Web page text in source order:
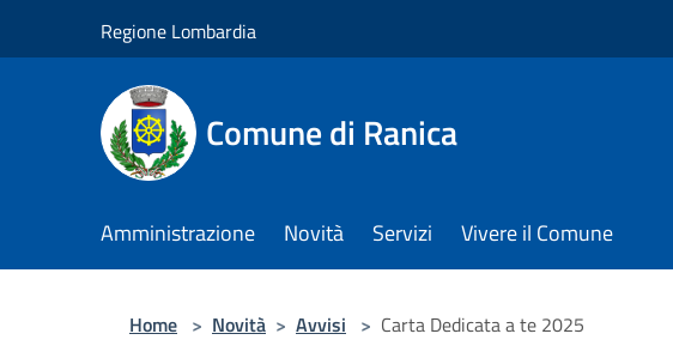
Regione Lombardia
Comune di Ranica
Amministrazione Novità Servizi Vivere il Comune
Home > Novità > Avvisi > Carta Dedicata a te 2025